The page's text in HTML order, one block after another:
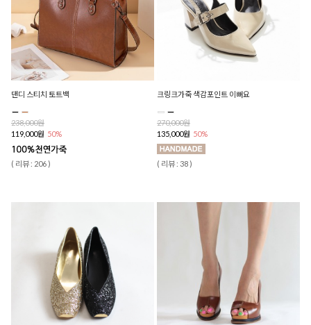
댄디 스티치 토트백
238,000원
119,000원 50%
( 리뷰 : 206 )
크링크가죽 색감포인트 이뻐요
270,000원
135,000원 50%
( 리뷰 : 38 )